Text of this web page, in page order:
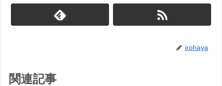
irohaya
関連記事